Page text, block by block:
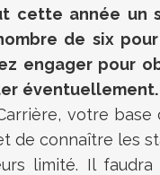
cette année un
de six pour
engager pour
éventuellement.
votre base
de connaître les
limité. Il